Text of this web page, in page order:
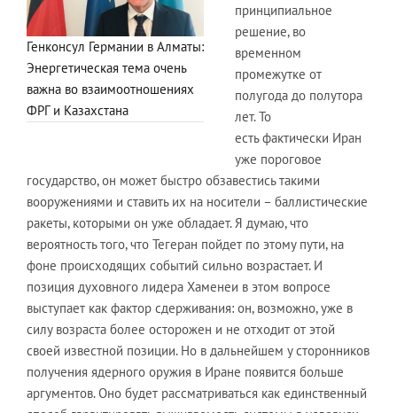
Генконсул Германии в Алматы:
Энергетическая тема очень
важна во взаимоотношениях
ФРГ и Казахстана
принципиальное
решение, во
временном
промежутке от
полугода до полутора
лет. То
есть фактически Иран
уже пороговое
государство, он может быстро обзавестись такими
вооружениями и ставить их на носители – баллистические
ракеты, которыми он уже обладает. Я думаю, что
вероятность того, что Тегеран пойдет по этому пути, на
фоне происходящих событий сильно возрастает. И
позиция духовного лидера Хаменеи в этом вопросе
выступает как фактор сдерживания: он, возможно, уже в
силу возраста более осторожен и не отходит от этой
своей известной позиции. Но в дальнейшем у сторонников
получения ядерного оружия в Иране появится больше
аргументов. Оно будет рассматриваться как единственный